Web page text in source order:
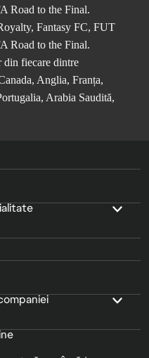
Road to the Final.
Fantasy FC, FUT
Road to the Final.
din fiecare dintre
Anglia, Franța,
Arabia Saudită,